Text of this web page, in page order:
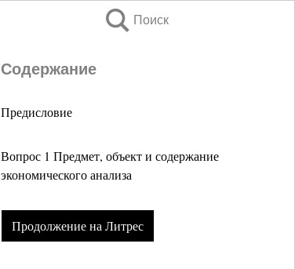
Поиск
Содержание
Предисловие
Вопрос 1 Предмет, объект и содержание
экономического анализа
Продолжение на Литрес